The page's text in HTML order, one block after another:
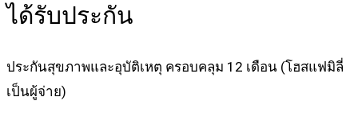
ได้รับประกัน
ประกันสุขภาพและอุบัติเหตุ ครอบคลุม 12 เดือน (โฮสแฟมิลี่
เป็นผู้จ่าย)